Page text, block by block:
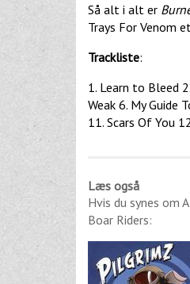
Så alt i alt er
Trays For Venom
Trackliste:
1. Learn to Bleed
Weak 6. My Guide
11. Scars Of You
Læs også
Hvis du synes om
Boar Riders: